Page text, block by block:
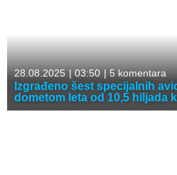
28.08.2025 |03:50 |5 komentara
Izgrađeno šest specijalnih
dometom leta od 10,5 hiljada